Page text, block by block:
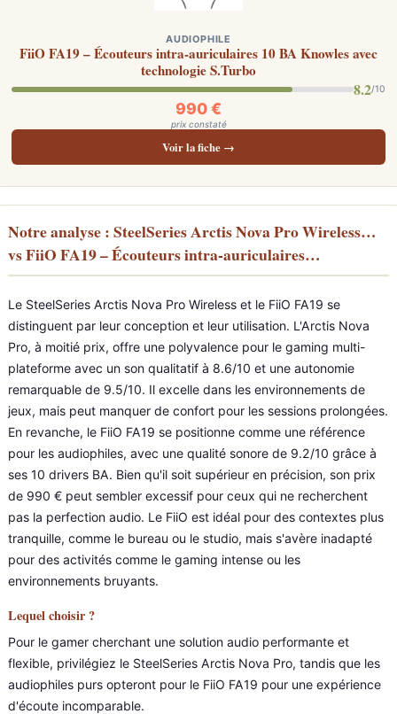
AUDIOPHILE
FiiO FA19 – Écouteurs intra-auriculaires 10 BA Knowles avec
technologie S.Turbo
8.2/10
990 €
prix constaté
Voir la fiche →
Notre analyse : SteelSeries Arctis Nova Pro Wireless…
vs FiiO FA19 – Écouteurs intra-auriculaires…
Le SteelSeries Arctis Nova Pro Wireless et le FiiO FA19 se
distinguent par leur conception et leur utilisation. L'Arctis Nova
Pro, à moitié prix, offre une polyvalence pour le gaming multi-
plateforme avec un son qualitatif à 8.6/10 et une autonomie
remarquable de 9.5/10. Il excelle dans les environnements de
jeux, mais peut manquer de confort pour les sessions prolongées.
En revanche, le FiiO FA19 se positionne comme une référence
pour les audiophiles, avec une qualité sonore de 9.2/10 grâce à
ses 10 drivers BA. Bien qu'il soit supérieur en précision, son prix
de 990 € peut sembler excessif pour ceux qui ne recherchent
pas la perfection audio. Le FiiO est idéal pour des contextes plus
tranquille, comme le bureau ou le studio, mais s'avère inadapté
pour des activités comme le gaming intense ou les
environnements bruyants.
Lequel choisir ?
Pour le gamer cherchant une solution audio performante et
flexible, privilégiez le SteelSeries Arctis Nova Pro, tandis que les
audiophiles purs opteront pour le FiiO FA19 pour une expérience
d'écoute incomparable.